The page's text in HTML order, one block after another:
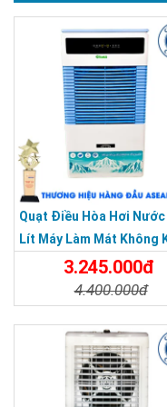
>> Xem thêm: Đèn
Quạt Điều Hòa Hơi Nước
Lít Máy Làm Mát Không
Có Remote SENKIO
3.245.000đ
4.400.000đ